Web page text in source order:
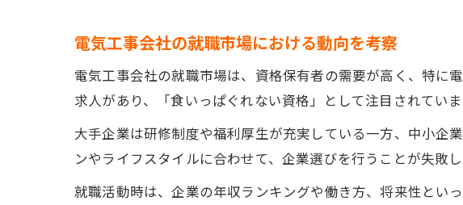
電気工事会社の就職市場における動向を考察
電気工事会社の就職市場は、資格保有者の需要が高く、特に
求人があり、「食いっぱぐれない資格」として注目されていま
大手企業は研修制度や福利厚生が充実している一方、中小企
ンやライフスタイルに合わせて、企業選びを行うことが失敗し
就職活動時は、企業の年収ランキングや働き方、将来性とい